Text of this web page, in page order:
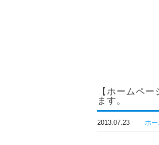
【ホームペ
ます。
2013.07.23 ホ